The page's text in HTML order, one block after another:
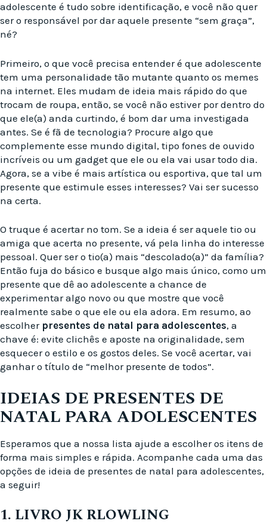
adolescente é tudo sobre identificação, e você não quer
ser o responsável por dar aquele presente “sem graça”,
né?
Primeiro, o que você precisa entender é que adolescente
tem uma personalidade tão mutante quanto os memes
na internet. Eles mudam de ideia mais rápido do que
trocam de roupa, então, se você não estiver por dentro do
que ele(a) anda curtindo, é bom dar uma investigada
antes. Se é fã de tecnologia? Procure algo que
complemente esse mundo digital, tipo fones de ouvido
incríveis ou um gadget que ele ou ela vai usar todo dia.
Agora, se a vibe é mais artística ou esportiva, que tal um
presente que estimule esses interesses? Vai ser sucesso
na certa.
O truque é acertar no tom. Se a ideia é ser aquele tio ou
amiga que acerta no presente, vá pela linha do interesse
pessoal. Quer ser o tio(a) mais “descolado(a)” da família?
Então fuja do básico e busque algo mais único, como um
presente que dê ao adolescente a chance de
experimentar algo novo ou que mostre que você
realmente sabe o que ele ou ela adora. Em resumo, ao
escolher presentes de natal para adolescentes, a
chave é: evite clichês e aposte na originalidade, sem
esquecer o estilo e os gostos deles. Se você acertar, vai
ganhar o título de “melhor presente de todos”.
IDEIAS DE PRESENTES DE
NATAL PARA ADOLESCENTES
Esperamos que a nossa lista ajude a escolher os itens de
forma mais simples e rápida. Acompanhe cada uma das
opções de ideia de presentes de natal para adolescentes,
a seguir!
1. LIVRO JK RLOWLING